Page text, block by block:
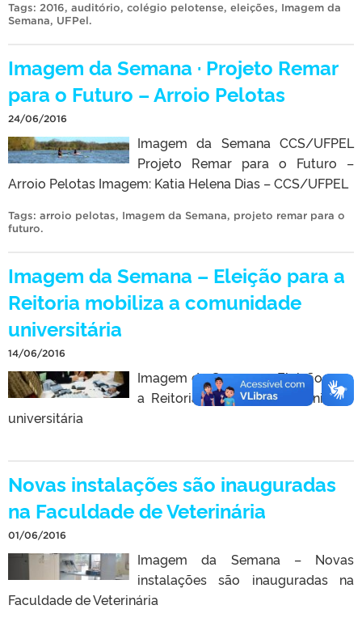
Tags: 2016, auditório, colégio pelotense, eleições, Imagem da
Semana, UFPel.
Imagem da Semana · Projeto Remar
para o Futuro – Arroio Pelotas
24/06/2016
Imagem da Semana CCS/UFPEL
Projeto Remar para o Futuro –
Arroio Pelotas Imagem: Katia Helena Dias – CCS/UFPEL
Tags: arroio pelotas, Imagem da Semana, projeto remar para o
futuro.
Imagem da Semana – Eleição para a
Reitoria mobiliza a comunidade
universitária
14/06/2016
Imagem da Semana – Eleição para
a Reitoria mobiliza a comunidade
universitária
Novas instalações são inauguradas
na Faculdade de Veterinária
01/06/2016
Imagem da Semana – Novas
instalações são inauguradas na
Faculdade de Veterinária